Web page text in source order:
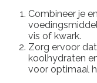
Combineer je
vis of kwark.
Zorg ervoor
koolhydraten
voor optimaal